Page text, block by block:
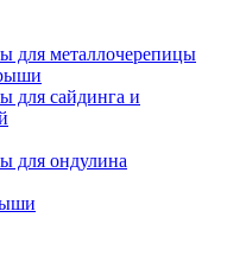
для металлочерепицы
для сайдинга и
для ондулина